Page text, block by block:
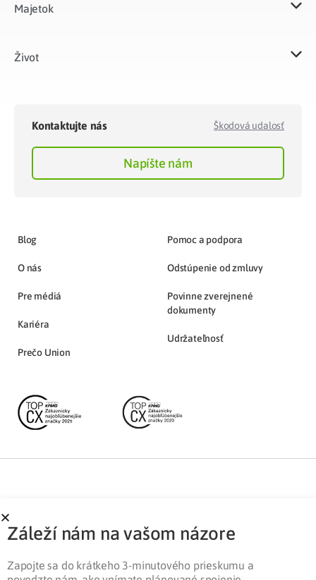
Majetok​
Život​
Kontaktujte nás Škodová udalosť
Napíšte nám
Blog
O nás
Pre médiá
Kariéra
Prečo Union
Pomoc a podpora
Odstúpenie od zmluvy
Povinne zverejnené
dokumenty
Udržateľnosť
Partnerská zóna Ochrana osobných údajov
Záleží nám na vašom názore
Zapojte sa do krátkeho 3-minutového prieskumu a